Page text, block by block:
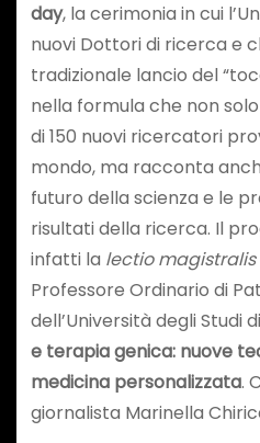
day, la cerimonia in cui
nuovi Dottori di ricerca e
tradizionale lancio del
nella formula che non
di 150 nuovi ricercatori
mondo, ma racconta
futuro della scienza e le
risultati della ricerca. Il
infatti la lectio magistralis
Professore Ordinario di
dell’Università degli Studi
e terapia genica: nuove
medicina personalizzata.
giornalista Marinella